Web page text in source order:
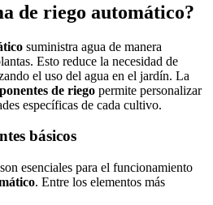
de riego automático?
suministra agua de manera
Esto reduce la necesidad de
el uso del agua en el jardín. La
de riego permite personalizar
específicas de cada cultivo.
básicos
son esenciales para el funcionamiento
. Entre los elementos más